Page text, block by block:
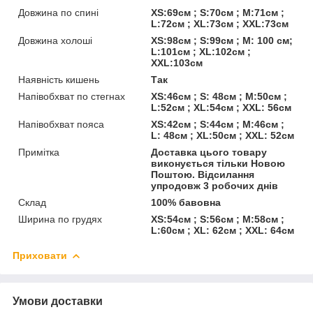
Довжина по спині
XS:69см ; S:70см ; M:71см ;
L:72см ; XL:73см ; XXL:73см
Довжина холоші
XS:98см ; S:99см ; M: 100 см;
L:101см ; XL:102см ;
XXL:103см
Наявність кишень
Так
Напівобхват по стегнах
XS:46см ; S: 48см ; M:50см ;
L:52см ; XL:54см ; XXL: 56см
Напівобхват пояса
XS:42см ; S:44см ; M:46см ;
L: 48см ; XL:50см ; XXL: 52см
Примітка
Доставка цього товару
виконується тільки Новою
Поштою. Відсилання
упродовж 3 робочих днів
Склад
100% бавовна
Ширина по грудях
XS:54см ; S:56см ; M:58см ;
L:60см ; XL: 62см ; XXL: 64см
Приховати
Умови доставки